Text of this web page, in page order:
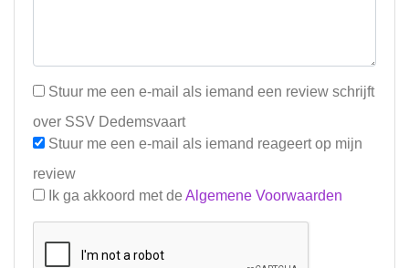
Stuur me een e-mail als iemand een review schrijft
over SSV Dedemsvaart
Stuur me een e-mail als iemand reageert op mijn
review
Ik ga akkoord met de Algemene Voorwaarden